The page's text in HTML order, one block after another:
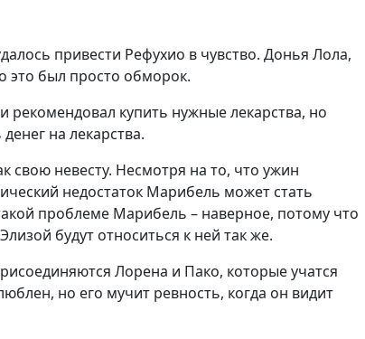
привести Рефухио в чувство. Донья Лола,
это был просто обморок.
купить нужные лекарства, но
на лекарства.
свою невесту. Несмотря на то, что ужин
недостаток Марибель может стать
проблеме Марибель – наверное, потому что
будут относиться к ней так же.
Лорена и Пако, которые учатся
но его мучит ревность, когда он видит